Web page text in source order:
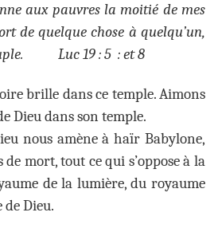
aux pauvres la moitié de mes
de quelque chose à quelqu’un,
Luc 19 : 5 : et 8
brille dans ce temple. Aimons
Dieu dans son temple.
nous amène à haïr Babylone,
de mort, tout ce qui s’oppose à la
de la lumière, du royaume
de Dieu.